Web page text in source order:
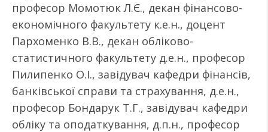
професор Момотюк Л.Є., декан фінансово-
економічного факультету к.е.н., доцент
Пархоменко В.В., декан обліково-
статистичного факультету д.е.н., професор
Пилипенко О.І., завідувач кафедри фінансів,
банківської справи та страхування, д.е.н.,
професор Бондарук Т.Г., завідувач кафедри
обліку та оподаткування, д.п.н., професор